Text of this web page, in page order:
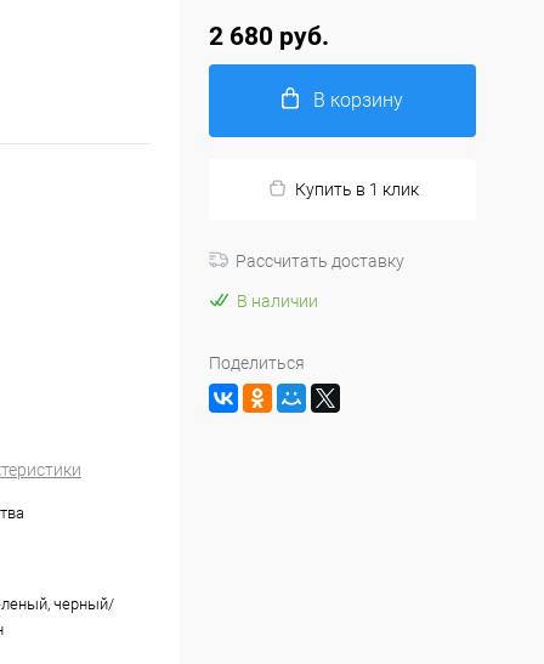
черный/
2 680 руб.
В корзину
Купить в 1 клик
Рассчитать доставку
В наличии
Поделиться